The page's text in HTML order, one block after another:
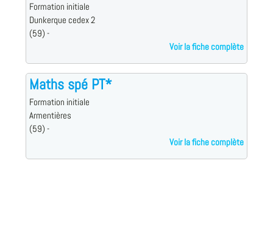
Formation initiale
Dunkerque cedex 2
(59) -
Voir la fiche complète
Maths spé PT*
Formation initiale
Armentières
(59) -
Voir la fiche complète